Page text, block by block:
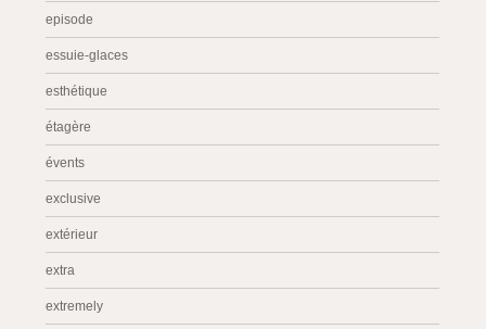
episode
essuie-glaces
esthétique
étagère
évents
exclusive
extérieur
extra
extremely